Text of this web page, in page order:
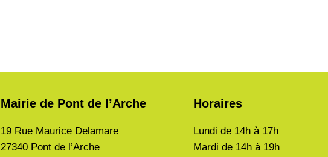
Mairie de Pont de l’Arche
19 Rue Maurice Delamare
27340 Pont de l’Arche
Horaires
Lundi de 14h à 17h
Mardi de 14h à 19h